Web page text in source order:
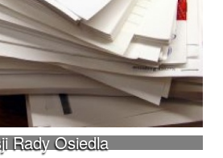
Rady Osiedla